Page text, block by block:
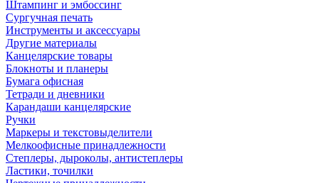
Штампинг и эмбоссинг
Сургучная печать
Инструменты и аксессуары
Другие материалы
Канцелярские товары
Блокноты и планеры
Бумага офисная
Тетради и дневники
Карандаши канцелярские
Ручки
Маркеры и текстовыделители
Мелкоофисные принадлежности
Степлеры, дыроколы, антистеплеры
Ластики, точилки